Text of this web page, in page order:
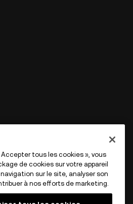
Accepter tous les cookies », vous
de cookies sur votre appareil
sur le site, analyser son
à nos efforts de marketing.